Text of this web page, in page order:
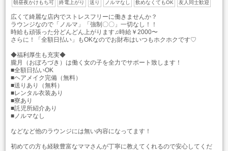
朝昼夜かけもち可 終電上がり 送り ノルマなし 飲めなくてもOK 友人同士歓迎
広くて綺麗な店内でストレスフリーに働きませんか？
ラウンジなので「ノルマ」「強制〇〇」一切なし！！
時給も頑張った分どんどん上がります♫時給￥2000〜
さらに！「全額日払い」もOKなのでお財布はいつもホクホクです♡
◆福利厚生も充実◆
朧月（おぼろづき）は働く女の子を全力でサポート致します！
■全額日払いOK
​■ヘアメイク完備（無料）
​■送りあり（無料）
​■レンタル衣装あり
​■寮あり
​■託児所紹介あり
​■ノルマなし
などなど他のラウンジには無い内容になってます！
初めての方も経験豊富なママさんが丁寧に教えてくれるので安心してくだ